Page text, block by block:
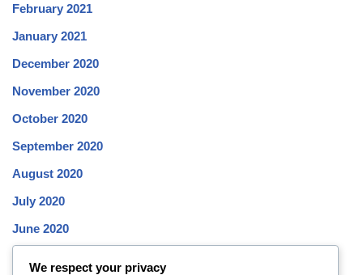
February 2021
January 2021
December 2020
November 2020
October 2020
September 2020
August 2020
July 2020
June 2020
We respect your privacy